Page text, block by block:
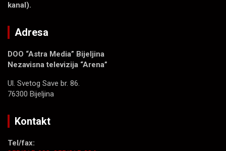
kanal).
Adresa
DOO “Astra Media” Bijeljina
Nezavisna televizija “Arena”
Ul. Svetog Save br. 86.
76300 Bijeljina
Kontakt
Tel/fax: